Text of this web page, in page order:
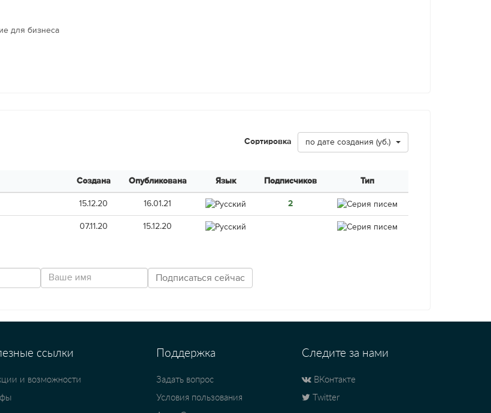
для бизнеса
Сортировка по дате создания (уб.)
Создана Опубликована Язык Подписчиков Тип
15.12.20 16.01.21 2
07.11.20 15.12.20
ссылки
и возможности
Поддержка
Задать вопрос
Условия пользования
Следите за нами
ВКонтакте
Twitter